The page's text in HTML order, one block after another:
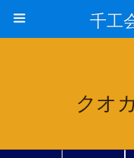
千工
クオ